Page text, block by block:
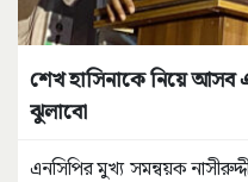
শেখ হাসিনাকে নিয়ে আসব
ঝুলাবো
এনসিপির মুখ্য সমন্বয়ক